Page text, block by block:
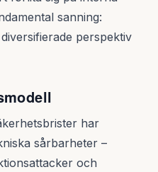
sanning:
perspektiv
har
sårbarheter –
och